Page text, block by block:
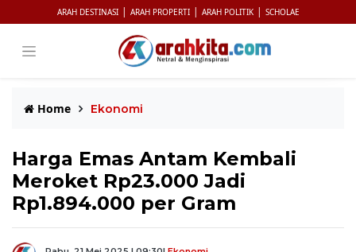
ARAH DESTINASI | ARAH PROPERTI | ARAH POLITIK | SCHOLAE
Home Ekonomi
Harga Emas Antam Kembali
Meroket Rp23.000 Jadi
Rp1.894.000 per Gram